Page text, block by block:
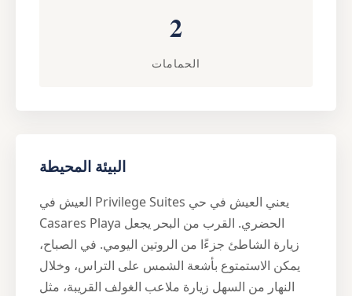
2
الحمامات
البيئة المحيطة
العيش في Privilege Suites يعني العيش في حي
Casares Playa الحضري. القرب من البحر يجعل
زيارة الشاطئ جزءًا من الروتين اليومي. في الصباح،
يمكن الاستمتوع بأشعة الشمس على التراس، وخلال
النهار من السهل زيارة ملاعب الغولف القريبة، مثل